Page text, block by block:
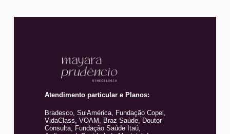
Atendimento particular e Planos:
Bradesco, SulAmérica, Fundação Copel,
VidaClass, VOAM, Braz Saúde, Doutor
Consulta, Fundação Saúde Itaú,